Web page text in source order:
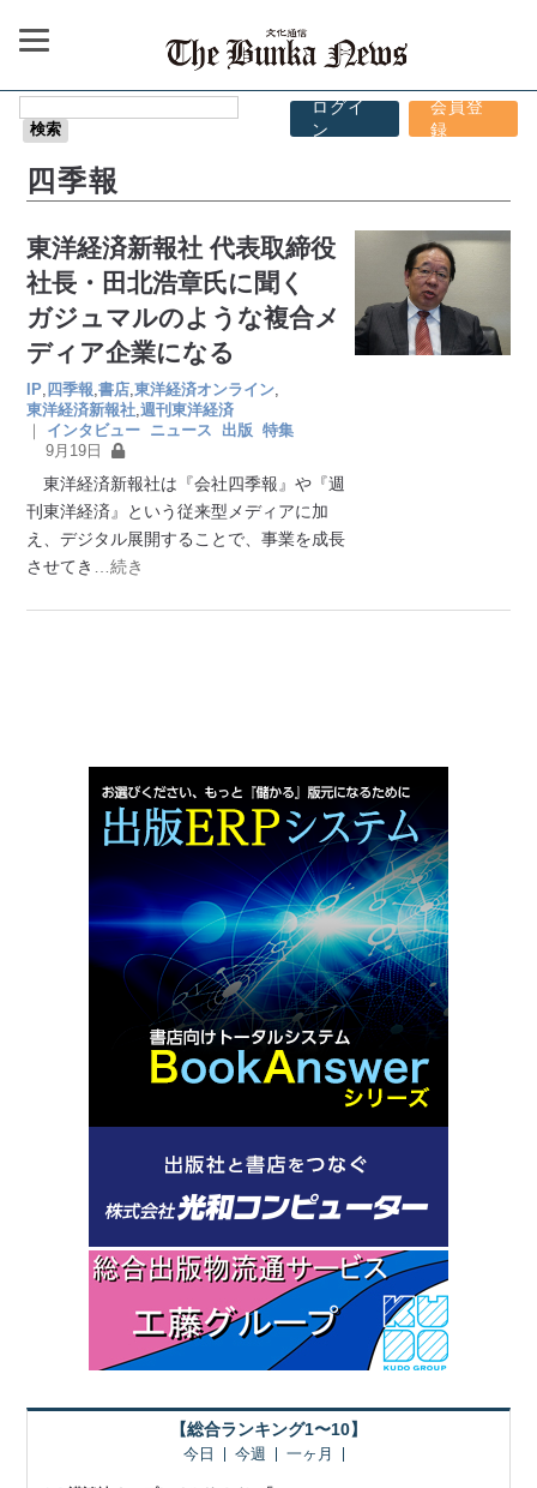
ログイ
ン
会員登
録
四季報
東洋経済新報社 代表取締役
社長・田北浩章氏に聞く
ガジュマルのような複合メ
ディア企業になる
IP 四季報 ,書店 ,東洋経済オンライン
東洋経済新報社 ,週刊東洋経済
｜
インタビュー ニュース 出版
特集
9月19日
東洋経済新報社は『会社四季報』や『週
刊東洋経済』という従来型メディアに加
え、デジタル展開することで、事業を成長
させてき
…続き
【総合ランキング1〜10】
今日 今週 一ヶ月